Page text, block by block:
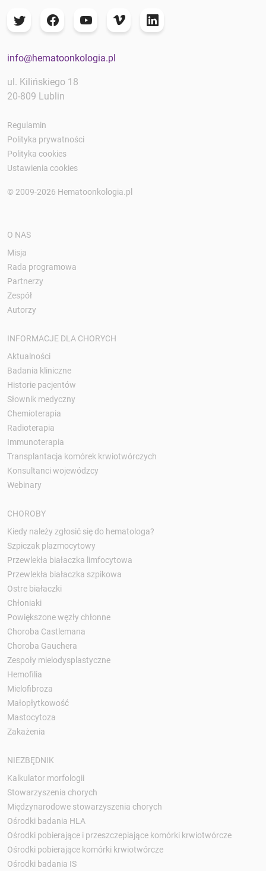
info@hematoonkologia.pl
ul. Kilińskiego 18
20-809 Lublin
Regulamin
Polityka prywatności
Polityka cookies
Ustawienia cookies
© 2009-2026 Hematoonkologia.pl
O NAS
Misja
Rada programowa
Partnerzy
Zespół
Autorzy
INFORMACJE DLA CHORYCH
Aktualności
Badania kliniczne
Historie pacjentów
Słownik medyczny
Chemioterapia
Radioterapia
Immunoterapia
Transplantacja komórek krwiotwórczych
Konsultanci wojewódzcy
Webinary
CHOROBY
Kiedy należy zgłosić się do hematologa?
Szpiczak plazmocytowy
Przewlekła białaczka limfocytowa
Przewlekła białaczka szpikowa
Ostre białaczki
Chłoniaki
Powiększone węzły chłonne
Choroba Castlemana
Choroba Gauchera
Zespoły mielodysplastyczne
Hemofilia
Mielofibroza
Małopłytkowość
Mastocytoza
Zakażenia
NIEZBĘDNIK
Kalkulator morfologii
Stowarzyszenia chorych
Międzynarodowe stowarzyszenia chorych
Ośrodki badania HLA
Ośrodki pobierające i przeszczepiające komórki krwiotwórcze
Ośrodki pobierające komórki krwiotwórcze
Ośrodki badania IS